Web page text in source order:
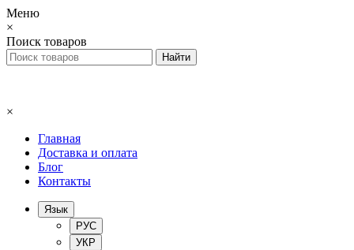
Меню
×
Поиск товаров
×
Главная
Доставка и оплата
Блог
Контакты
Язык
РУС
УКР